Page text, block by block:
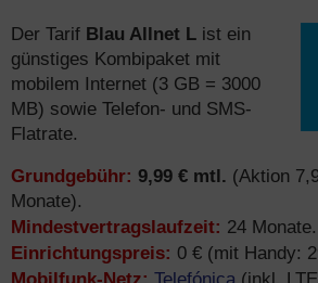
Der Tarif Blau Allnet L ist ein
günstiges Kombipaket mit
mobilem Internet (3 GB = 3000
MB) sowie Telefon- und SMS-
Flatrate.
Grundgebühr: 9,99 € mtl. (Aktion
Monate).
Mindestvertragslaufzeit: 24 Monate.
Einrichtungspreis: 0 € (mit Handy:
Mobilfunk-Netz: Telefónica